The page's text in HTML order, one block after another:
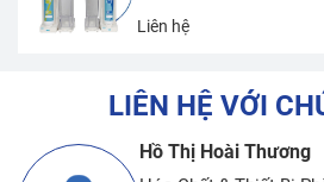
Liên hệ
LIÊN HỆ VỚI
Hồ Thị Hoài Thương